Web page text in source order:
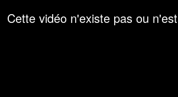
Cette vidéo n'existe pas ou